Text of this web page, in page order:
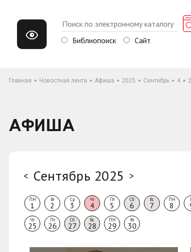
Библиопоиск Сайт
Главная Новостная лента Афиша 2025 Сентябрь 4
АФИША
< Сентябрь 2025 >
ПН
1
Вт
2
Ср
3
Чт
4
Пт
5
Сб
6
Вс
7
ПН
8
Чт
25
Пт
26
Сб
27
Вс
28
ПН
29
Вт
30